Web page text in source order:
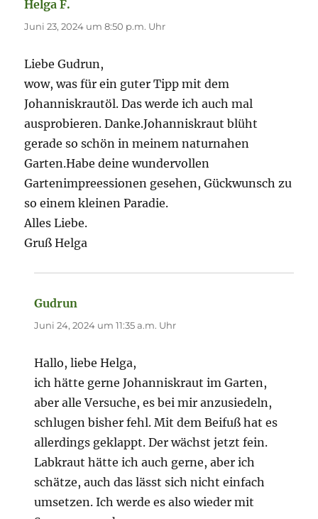
Helga F.
Juni 23, 2024 um 8:50 p.m. Uhr
Liebe Gudrun,
wow, was für ein guter Tipp mit dem
Johanniskrautöl. Das werde ich auch mal
ausprobieren. Danke.Johanniskraut blüht
gerade so schön in meinem naturnahen
Garten.Habe deine wundervollen
Gartenimpreessionen gesehen, Gückwunsch zu
so einem kleinen Paradie.
Alles Liebe.
Gruß Helga
Gudrun
Juni 24, 2024 um 11:35 a.m. Uhr
Hallo, liebe Helga,
ich hätte gerne Johanniskraut im Garten,
aber alle Versuche, es bei mir anzusiedeln,
schlugen bisher fehl. Mit dem Beifuß hat es
allerdings geklappt. Der wächst jetzt fein.
Labkraut hätte ich auch gerne, aber ich
schätze, auch das lässt sich nicht einfach
umsetzen. Ich werde es also wieder mit